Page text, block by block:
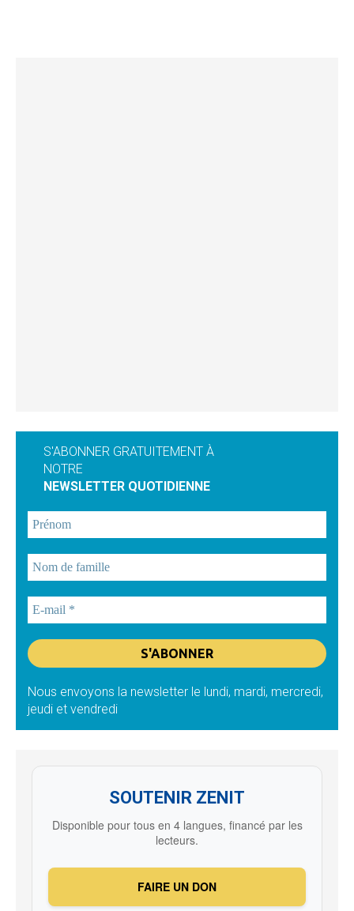
S'ABONNER GRATUITEMENT À
NOTRE
NEWSLETTER QUOTIDIENNE
Nous envoyons la newsletter le lundi, mardi, mercredi,
jeudi et vendredi
SOUTENIR ZENIT
Disponible pour tous en 4 langues, financé par les
lecteurs.
FAIRE UN DON